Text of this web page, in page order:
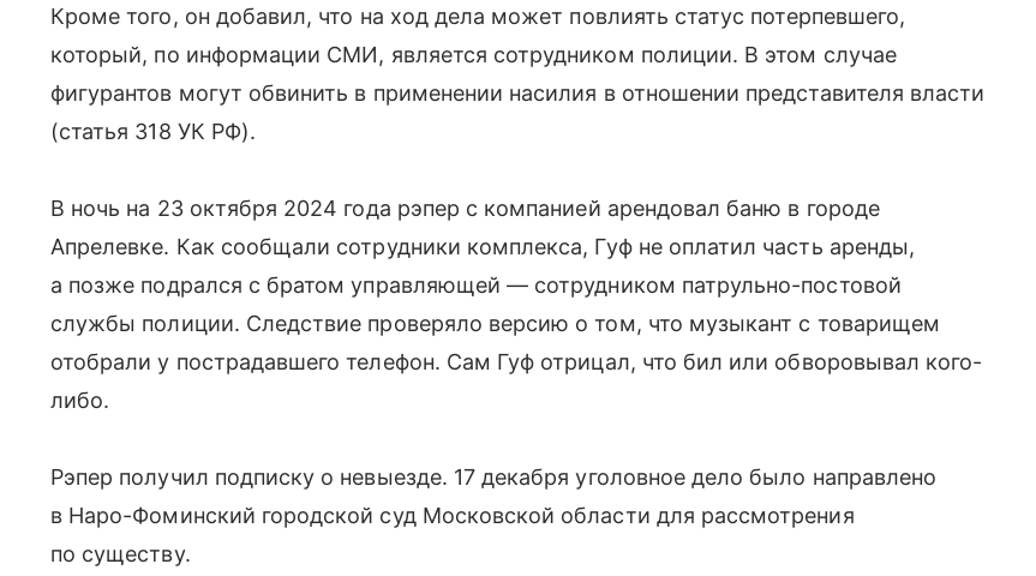
Кроме того, он добавил, что на ход дела может повлиять статус потерпевшего,
который, по информации СМИ, является сотрудником полиции. В этом случае
фигурантов могут обвинить в применении насилия в отношении представителя власти
(статья 318 УК РФ).
В ночь на 23 октября 2024 года рэпер с компанией арендовал баню в городе
Апрелевке. Как сообщали сотрудники комплекса, Гуф не оплатил часть аренды,
а позже подрался с братом управляющей — сотрудником патрульно-постовой
службы полиции. Следствие проверяло версию о том, что музыкант с товарищем
отобрали у пострадавшего телефон. Сам Гуф отрицал, что бил или обворовывал кого-
либо.
Рэпер получил подписку о невыезде. 17 декабря уголовное дело было направлено
в Наро-Фоминский городской суд Московской области для рассмотрения
по существу.